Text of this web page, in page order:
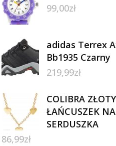
99,00zł
adidas Terrex
Bb1935 Czarny
219,99zł
COLIBRA
ŁAŃCUSZEK
SERDUSZKA
86,99zł